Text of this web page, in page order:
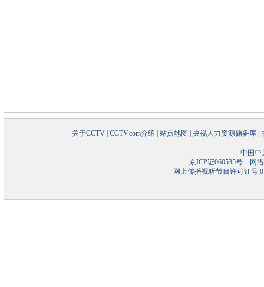
关于CCTV CCTV.com介绍 站点地图 央视人力资源储备库
中国中
京ICP证060535号网络
网上传播视听节目许可证号